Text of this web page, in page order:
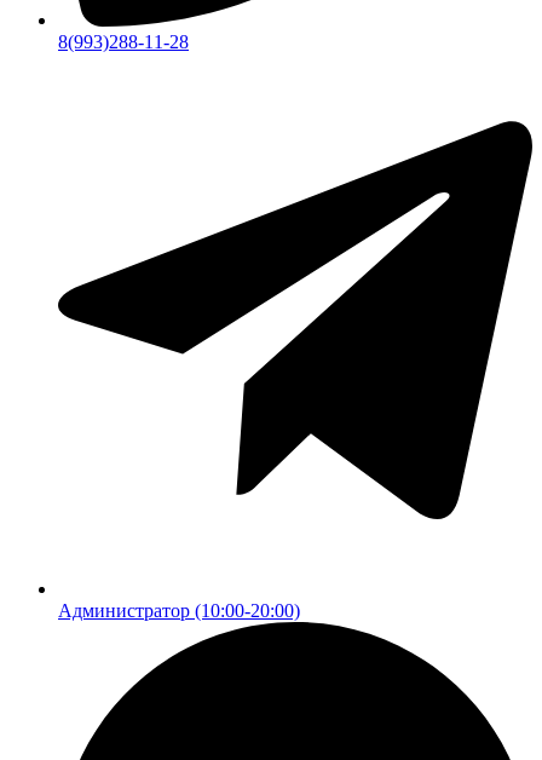
8(993)288-11-28
Администратор (10:00-20:00)